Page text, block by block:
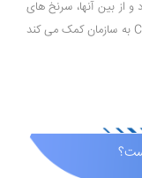
و از بین آنها، سرنخ ‌های
با پتانسیل بیشتر را شناسایی و سپس نرم ‌افزار CRM به سازمان کمک می‌ کند